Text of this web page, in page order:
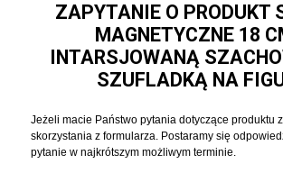
ZAPYTANIE O PRODUKT
MAGNETYCZNE 18
INTARSJOWANĄ
SZUFLADKĄ NA
Jeżeli macie Państwo pytania dotyczące produktu
skorzystania z formularza. Postaramy się
pytanie w najkrótszym możliwym terminie.